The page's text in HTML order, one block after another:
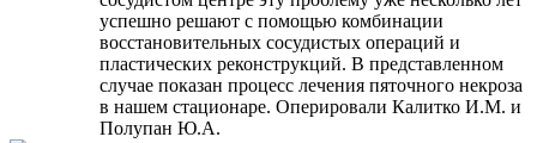
успешно решают с помощью комбинации
восстановительных сосудистых операций и
пластических реконструкций. В представленном
случае показан процесс лечения пяточного некроза
в нашем стационаре. Оперировали Калитко И.М. и
Полупан Ю.А.